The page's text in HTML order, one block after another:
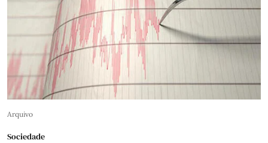
Arquivo
Sociedade